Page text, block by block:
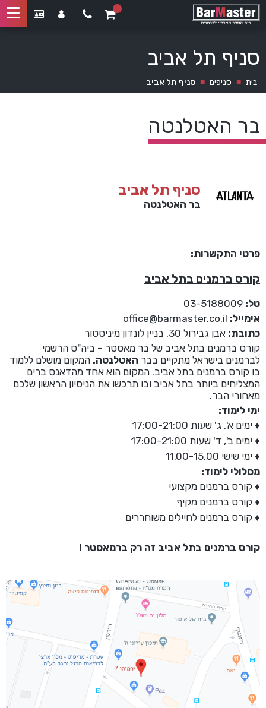
סניף תל אביב
בית ■ סניפים ■ סניף תל אביב
בר האטלנטה
סניף תל אביב
בר האטלנטה
פרטי התקשרות:
קורס ברמנים בתל אביב
טל:
אימייל:
כתובת: אבן גבירול 30, בניין לונדון מיניסטור
קורס ברמנים בתל אביב של בר מאסטר – ביה"ס הרשמי
לברמנים בישראל מתקיים בבר האטלנטה. המקום מושלם ללמוד
בו קורס ברמנים בתל אביב. המקום הוא אחד מהדאנס ברים
המצליחים ביותר בתל אביב ובו תרכשו את הניסיון הראשון שלכם
מאחורי הבר.
ימי לימוד:
♦ ימים א', ג' שעות 17:00-21:00
♦ ימים ב', ד' שעות 17:00-21:00
♦ ימי שישי 11.00-15.00
מסלולי לימוד:
♦ קורס ברמנים מקצועי
♦ קורס ברמנים מקיף
♦ קורס ברמנים לחיילים משוחררים
קורס ברמנים בתל אביב זה רק ברמאסטר !